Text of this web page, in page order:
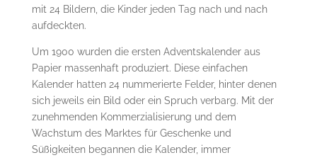
mit 24 Bildern, die Kinder jeden Tag nach und nach
aufdeckten.
Um 1900 wurden die ersten Adventskalender aus
Papier massenhaft produziert. Diese einfachen
Kalender hatten 24 nummerierte Felder, hinter denen
sich jeweils ein Bild oder ein Spruch verbarg. Mit der
zunehmenden Kommerzialisierung und dem
Wachstum des Marktes für Geschenke und
Süßigkeiten begannen die Kalender, immer